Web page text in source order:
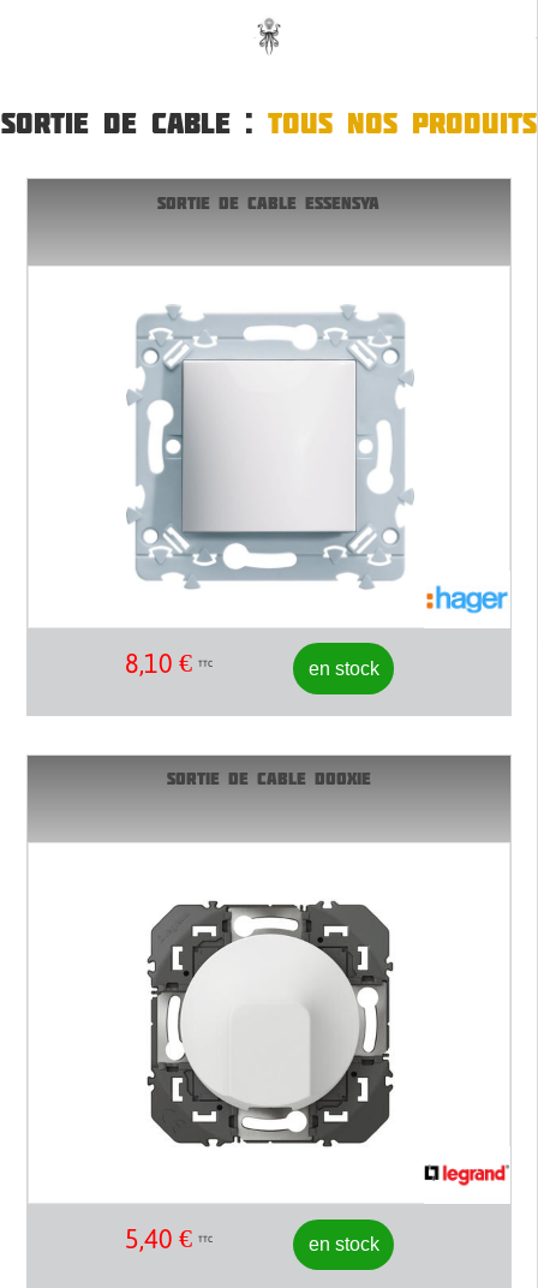
SORTIE DE CABLE : TOUS NOS PRODUITS
SORTIE DE CABLE ESSENSYA
8,10 € TTC en stock
SORTIE DE CABLE DOOXIE
5,40 € TTC en stock